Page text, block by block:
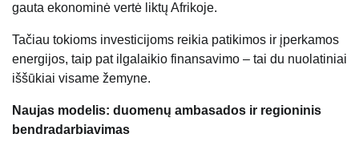
gauta ekonominė vertė liktų Afrikoje.
Tačiau tokioms investicijoms reikia patikimos ir įperkamos
energijos, taip pat ilgalaikio finansavimo – tai du nuolatiniai
iššūkiai visame žemyne.
Naujas modelis: duomenų ambasados ​​ir regioninis
bendradarbiavimas